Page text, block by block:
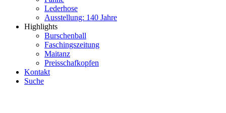
Lederhose
Ausstellung: 140 Jahre
Highlights
Burschenball
Faschingszeitung
Maitanz
Preisschafkopfen
Kontakt
Suche